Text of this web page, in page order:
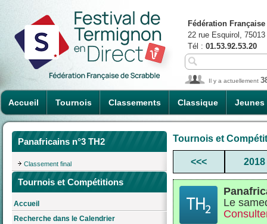
Accueil Tournois Classements Classique Jeunes
Fédération
22 rue Esquirol,
Tél : 01.53.92.53.20
Il y a actuellement
Panafricains n°3 TH2
Classement final
Tournois et Compétitions
Accueil
Recherche dans le Calendrier
Tournois et
<<< 2018
Le